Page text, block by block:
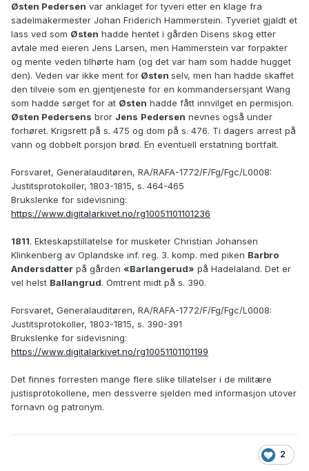
Østen Pedersen var anklaget for tyveri etter en klage fra
sadelmakermester Johan Friderich Hammerstein. Tyveriet gjaldt et
lass ved som Østen hadde hentet i gården Disens skog etter
avtale med eieren Jens Larsen, men Hammerstein var forpakter
og mente veden tilhørte ham (og det var ham som hadde hugget
den). Veden var ikke ment for Østen selv, men han hadde skaffet
den tilveie som en gjentjeneste for en kommandersersjant Wang
som hadde sørget for at Østen hadde fått innvilget en permisjon.
Østen Pedersens bror Jens Pedersen nevnes også under
forhøret. Krigsrett på s. 475 og dom på s. 476. Ti dagers arrest på
vann og dobbelt porsjon brød. En eventuell erstatning bortfalt.
Forsvaret, Generalauditøren, RA/RAFA-1772/F/Fg/Fgc/L0008:
Justitsprotokoller, 1803-1815, s. 464-465
Brukslenke for sidevisning:
https://www.digitalarkivet.no/rg10051101101236
1811. Ekteskapstillatelse for musketer Christian Johansen
Klinkenberg av Oplandske inf. reg. 3. komp. med piken Barbro
Andersdatter på gården «Barlangerud» på Hadelaland. Det er
vel helst Ballangrud. Omtrent midt på s. 390.
Forsvaret, Generalauditøren, RA/RAFA-1772/F/Fg/Fgc/L0008:
Justitsprotokoller, 1803-1815, s. 390-391
Brukslenke for sidevisning:
https://www.digitalarkivet.no/rg10051101101199
Det finnes forresten mange flere slike tillatelser i de militære
justisprotokollene, men dessverre sjelden med informasjon utover
fornavn og patronym.
2